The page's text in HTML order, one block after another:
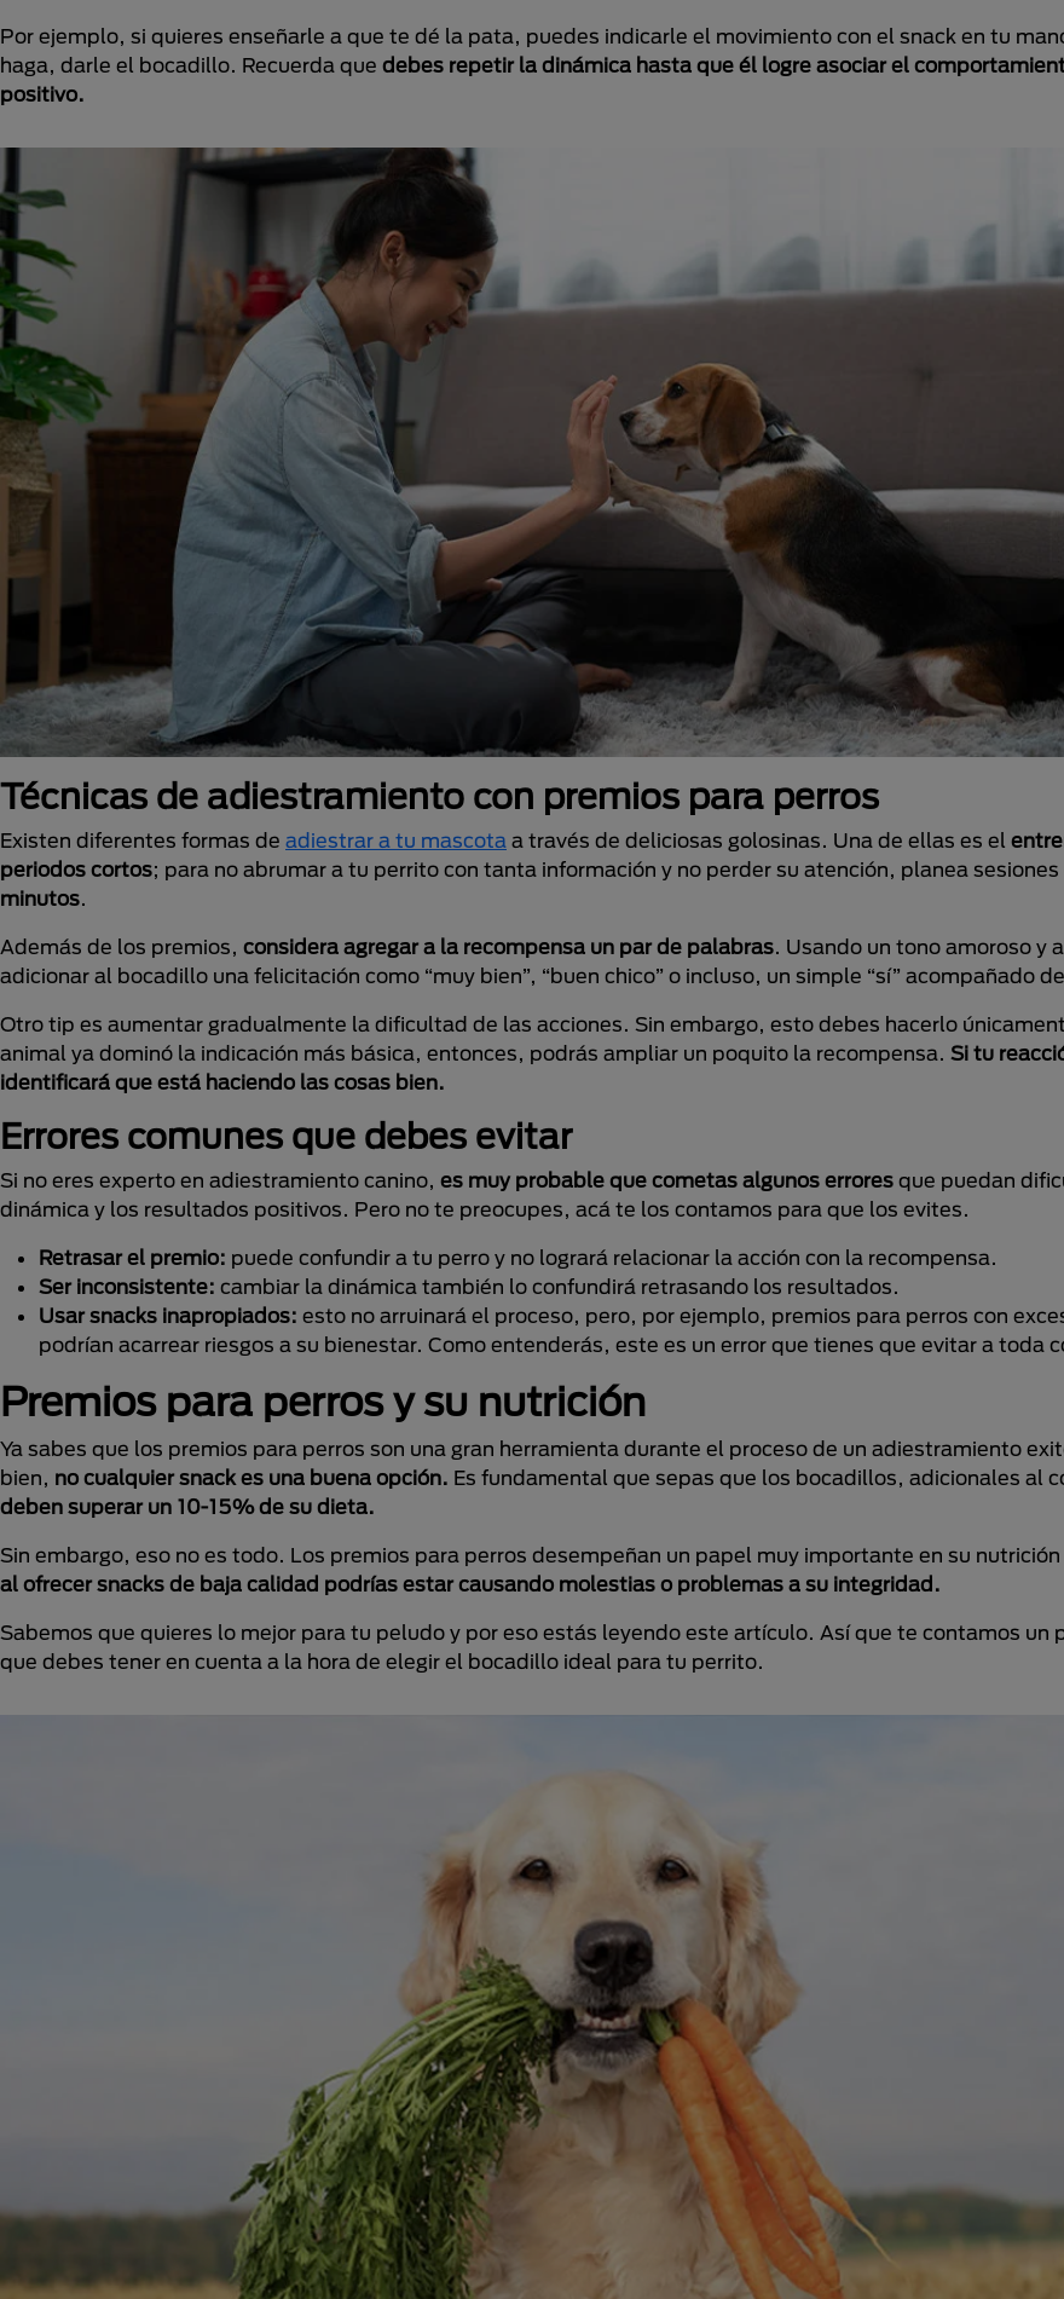
Por ejemplo, si quieres enseñarle a que te dé la pata, puedes indicarle el movimiento con el snack en tu
haga, darle el bocadillo. Recuerda que debes repetir la dinámica hasta que él logre asociar el
positivo.
Técnicas de adiestramiento con premios para perros
Existen diferentes formas de adiestrar a tu mascota a través de deliciosas golosinas. Una de ellas es el
periodos cortos; para no abrumar a tu perrito con tanta información y no perder su atención, planea sesiones
minutos.
Además de los premios, considera agregar a la recompensa un par de palabras. Usando un tono amoroso y
adicionar al bocadillo una felicitación como “muy bien”, “buen chico” o incluso, un simple “sí” acompañado
Otro tip es aumentar gradualmente la dificultad de las acciones. Sin embargo, esto debes hacerlo
animal ya dominó la indicación más básica, entonces, podrás ampliar un poquito la recompensa. Si tu
identificará que está haciendo las cosas bien.
Errores comunes que debes evitar
Si no eres experto en adiestramiento canino, es muy probable que cometas algunos errores que puedan
dinámica y los resultados positivos. Pero no te preocupes, acá te los contamos para que los evites.
Retrasar el premio: puede confundir a tu perro y no logrará relacionar la acción con la recompensa.
Ser inconsistente: cambiar la dinámica también lo confundirá retrasando los resultados.
Usar snacks inapropiados: esto no arruinará el proceso, pero, por ejemplo, premios para perros con
podrían acarrear riesgos a su bienestar. Como entenderás, este es un error que tienes que evitar a toda
Premios para perros y su nutrición
Ya sabes que los premios para perros son una gran herramienta durante el proceso de un adiestramiento
bien, no cualquier snack es una buena opción. Es fundamental que sepas que los bocadillos, adicionales al
deben superar un 10-15% de su dieta.
Sin embargo, eso no es todo. Los premios para perros desempeñan un papel muy importante en su nutrición
al ofrecer snacks de baja calidad podrías estar causando molestias o problemas a su integridad.
Sabemos que quieres lo mejor para tu peludo y por eso estás leyendo este artículo. Así que te contamos un
que debes tener en cuenta a la hora de elegir el bocadillo ideal para tu perrito.